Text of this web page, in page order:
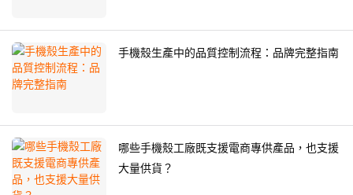
手機殼生產中的品質控制流程：品牌完整指南
哪些手機殼工廠既支援電商專供產品，也支援
大量供貨？